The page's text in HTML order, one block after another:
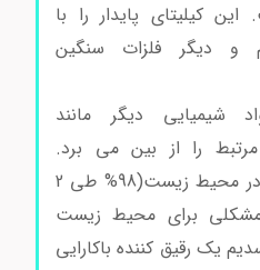
این کیلیتای پایدار را با
و دیگر فلزات سنگین
دیگر مانند
گلوکنات سدیم به راحتی در محیط زیست(98% طی 2
برای محیط زیست
یک رقیق کننده باکارایی